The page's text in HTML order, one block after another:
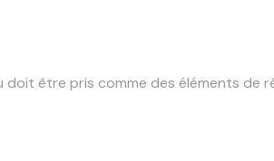
être pris comme des éléments de